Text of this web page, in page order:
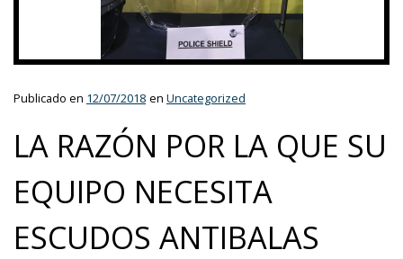
Publicado en 12/07/2018 en Uncategorized
LA RAZÓN POR LA QUE SU
EQUIPO NECESITA
ESCUDOS ANTIBALAS